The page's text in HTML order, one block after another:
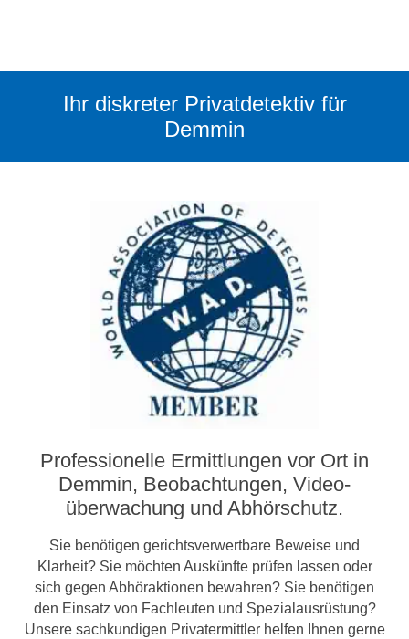
Ihr diskreter Privatdetektiv für
Demmin
Professionelle Ermittlungen vor Ort in
Demmin, Beobachtungen, Video­­
überwachung und Abhörschutz.
Sie benötigen gerichtsverwertbare Beweise und
Klarheit? Sie möchten Auskünfte prüfen lassen oder
sich gegen Abhöraktionen bewahren? Sie benötigen
den Einsatz von Fachleuten und Spezialausrüstung?
Unsere sachkundigen Privatermittler helfen Ihnen gerne